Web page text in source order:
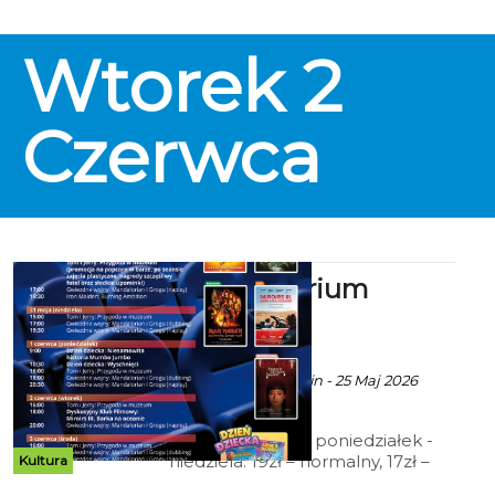
niedziele), Dyskusyjny Klub
Filmowy; 12zł – Kino Małego
Widza; 10zł- Dzień Dziecka.
Wtorek 2
Czerwca
Kultura
Kino Kryterium
zaprasza
ekoszalin POLECA
Ala za CK 105 Koszalin - 25 Maj 2026
godz. 11:20
Cennik: Bilety 2D poniedziałek -
niedziela: 19zł – normalny, 17zł –